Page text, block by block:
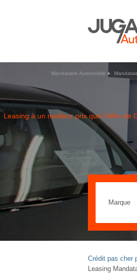
Mandataire-Automobile
Leasing à un meilleur prix que l'offre de
Crédit pas cher
Leasing